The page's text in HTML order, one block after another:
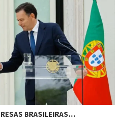
BRASILEIRAS…